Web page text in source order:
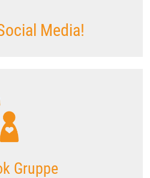
Media!
Gruppe